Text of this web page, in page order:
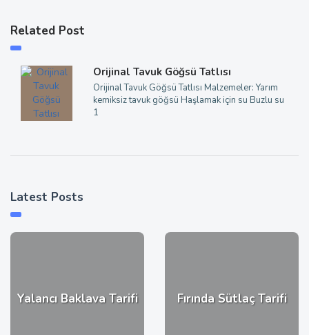
Related Post
Orijinal Tavuk Göğsü Tatlısı
Orijinal Tavuk Göğsü Tatlısı Malzemeler: Yarım
kemiksiz tavuk göğsü Haşlamak için su Buzlu su
1
Latest Posts
Yalancı Baklava Tarifi Fırında Sütlaç Tarifi